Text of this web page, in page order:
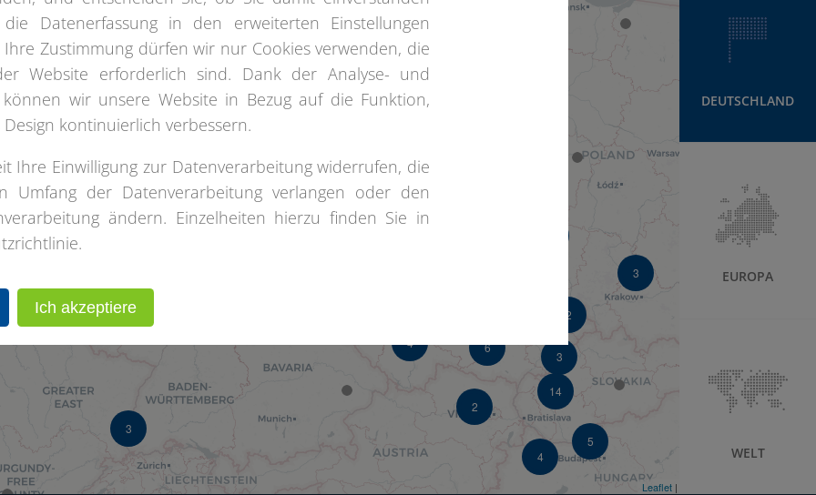
3
3
3
2
2
4
14
4
3
5
6
3
Leaflet | ©
DEUTSCHLAND
EUROPA
WELT
Datenerfassung in den erweiterten Einstellungen
Zustimmung dürfen wir nur Cookies verwenden, die
Website erforderlich sind. Dank der Analyse- und
können wir unsere Website in Bezug auf die Funktion,
kontinuierlich verbessern.
Ihre Einwilligung zur Datenverarbeitung widerrufen, die
Umfang der Datenverarbeitung verlangen oder den
ändern. Einzelheiten hierzu finden Sie in
Ich akzeptiere